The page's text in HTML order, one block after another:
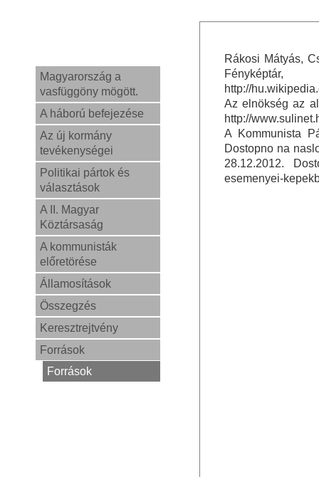
Magyarország a
vasfüggöny mögött.
A háború befejezése
Az új kormány
tevékenységei
Politikai pártok és
választások
A II. Magyar
Köztársaság
A kommunisták
előretörése
Államosítások
Összegzés
Keresztrejtvény
Források
Források
Rákosi Mátyás,
http://
Az elnökség az
http://
A Kommunista
Dostopno na
28.12.2012.
esemenyei-